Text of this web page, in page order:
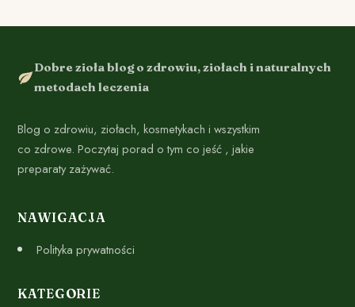
Dobre zioła blog o zdrowiu, ziołach i naturalnych
metodach leczenia
Blog o zdrowiu, ziołach, kosmetykach i wszystkim
co zdrowe. Poczytaj porad o tym co jeść , jakie
preparaty zażywać.
NAWIGACJA
Polityka prywatności
KATEGORIE